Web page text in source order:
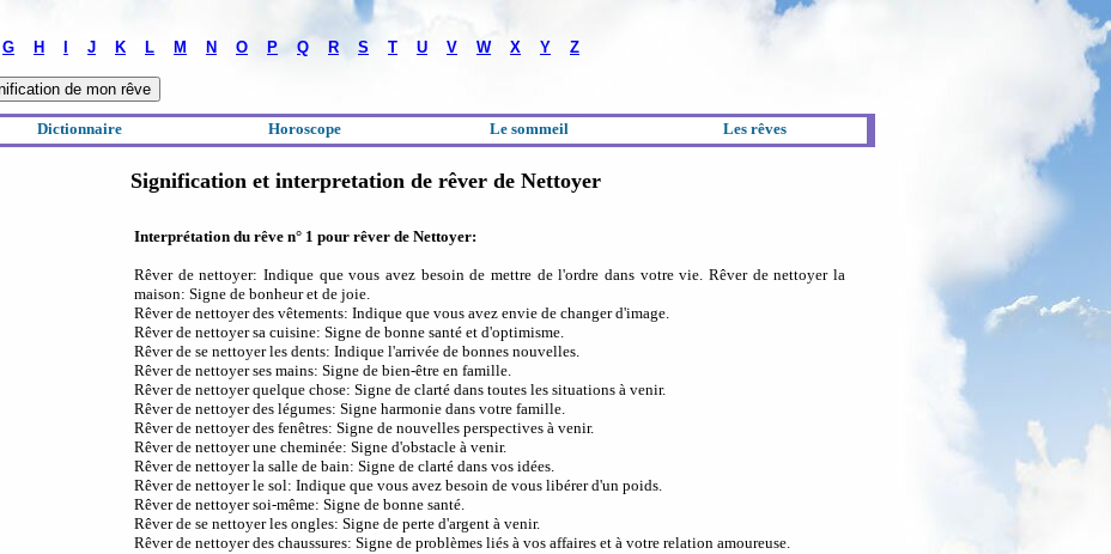
G H J K L M N O P Q R S T U V W X Y Z
Dictionnaire Horoscope Le sommeil Les rêves
Signification et interpretation de rêver de Nettoyer
Interprétation du rêve n° 1 pour rêver de Nettoyer:
Rêver de nettoyer: Indique que vous avez besoin de mettre de l'ordre dans votre vie. Rêver de nettoyer la
maison: Signe de bonheur et de joie.
Rêver de nettoyer des vêtements: Indique que vous avez envie de changer d'image.
Rêver de nettoyer sa cuisine: Signe de bonne santé et d'optimisme.
Rêver de se nettoyer les dents: Indique l'arrivée de bonnes nouvelles.
Rêver de nettoyer ses mains: Signe de bien-être en famille.
Rêver de nettoyer quelque chose: Signe de clarté dans toutes les situations à venir.
Rêver de nettoyer des légumes: Signe harmonie dans votre famille.
Rêver de nettoyer des fenêtres: Signe de nouvelles perspectives à venir.
Rêver de nettoyer une cheminée: Signe d'obstacle à venir.
Rêver de nettoyer la salle de bain: Signe de clarté dans vos idées.
Rêver de nettoyer le sol: Indique que vous avez besoin de vous libérer d'un poids.
Rêver de nettoyer soi-même: Signe de bonne santé.
Rêver de se nettoyer les ongles: Signe de perte d'argent à venir.
Rêver de nettoyer des chaussures: Signe de problèmes liés à vos affaires et à votre relation amoureuse.